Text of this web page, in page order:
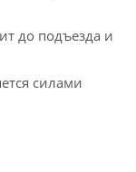
до подъезда и
силами